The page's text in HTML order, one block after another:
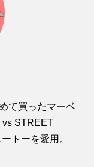
て買ったマーベ
vs STREET
トーを愛用。